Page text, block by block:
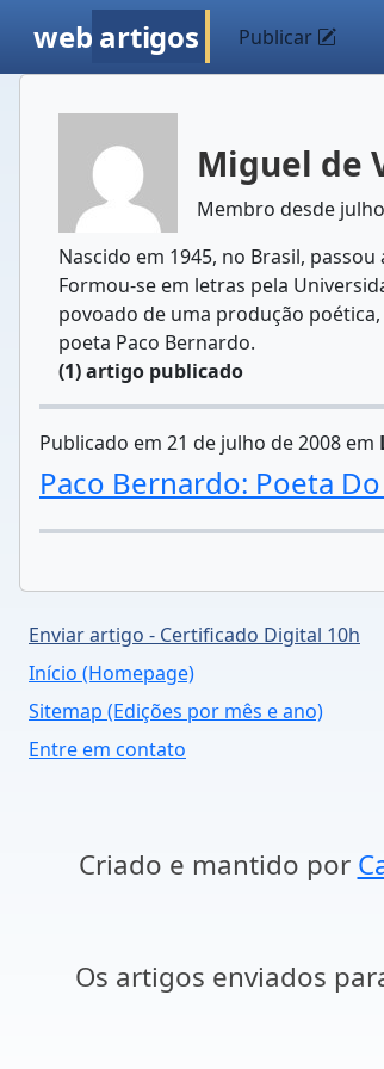
web artigos Publicar
Miguel de
Membro desde
Nascido em 1945, no Brasil,
Formou-se em letras pela
povoado de uma produção
poeta Paco Bernardo.
(1) artigo publicado
Publicado em 21 de julho de 2008 em
Paco Bernardo: Poeta
Enviar artigo - Certificado Digital 10h
Início (Homepage)
Sitemap (Edições por mês e ano)
Entre em contato
Criado e mantido por
Os artigos enviados